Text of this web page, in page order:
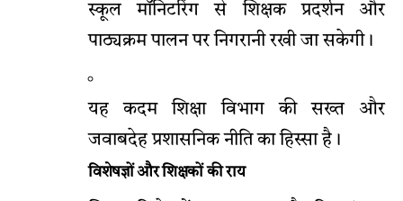
स्कूल मॉनिटरिंग से शिक्षक प्रदर्शन और
पाठ्यक्रम पालन पर निगरानी रखी जा सकेगी।
यह कदम शिक्षा विभाग की सख्त और
जवाबदेह प्रशासनिक नीति का हिस्सा है।
विशेषज्ञों और शिक्षकों की राय